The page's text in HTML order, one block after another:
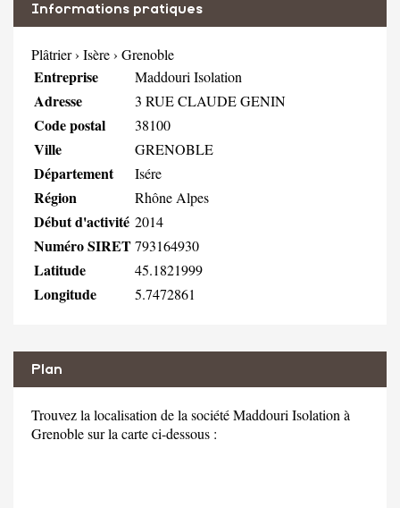
Informations pratiques
Plâtrier› Isère› Grenoble
Entreprise Maddouri Isolation
Adresse 3 RUE CLAUDE GENIN
Code postal 38100
Ville GRENOBLE
Département Isére
Région Rhône Alpes
Début d'activité 2014
Numéro SIRET793164930
Latitude 45.1821999
Longitude 5.7472861
Plan
Trouvez la localisation de la société Maddouri Isolation à
Grenoble sur la carte ci-dessous :